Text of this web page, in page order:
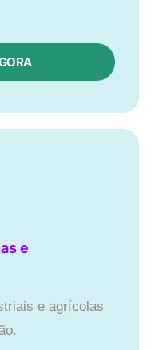
e
e agrícolas